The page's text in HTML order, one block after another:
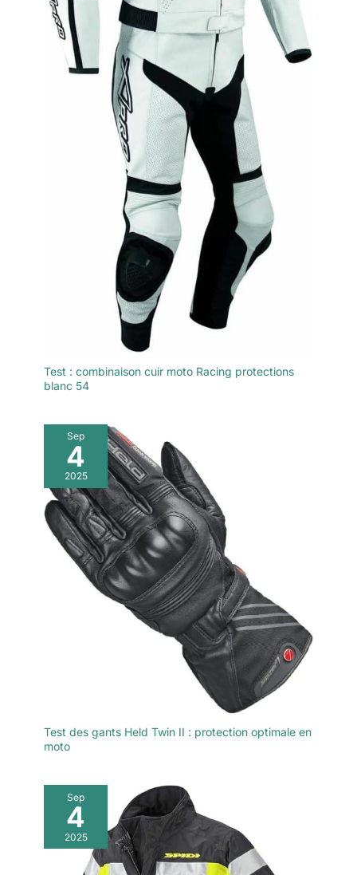
Test : combinaison cuir moto Racing protections
blanc 54
Sep
4
2025
Test des gants Held Twin II : protection optimale en
moto
Sep
4
2025